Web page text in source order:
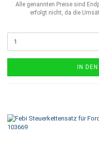
Alle genannten Preise sind
erfolgt nicht, da die
IN